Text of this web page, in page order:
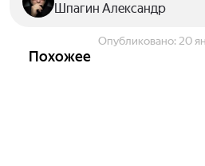
Шпагин Александр
Опубликовано: 20
Похожее